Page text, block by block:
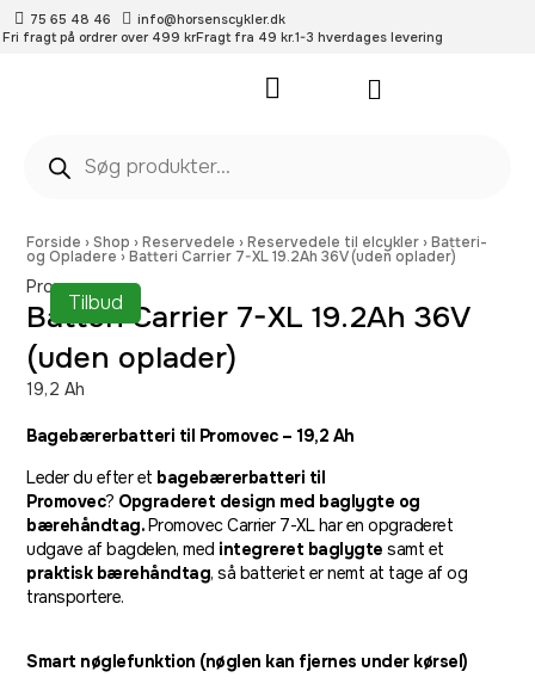
75 65 48 46
info@horsenscykler.dk
Fri fragt på ordrer over 499 krFragt fra 49 kr.1-3 hverdages levering
Forside ›Shop ›Reservedele ›Reservedele til elcykler ›Batteri-
og Opladere ›Batteri Carrier 7-XL 19.2Ah 36V (uden oplader)
Tilbud
Promovec
Batteri Carrier 7-XL 19.2Ah 36V
(uden oplader)
19,2 Ah
Bagebærerbatteri til Promovec – 19,2 Ah
Leder du efter et bagebærerbatteri til
Promovec? Opgraderet design med baglygte og
bærehåndtag.Promovec Carrier 7-XL har en opgraderet
udgave af bagdelen, med integreret baglygte samt et
praktisk bærehåndtag, så batteriet er nemt at tage af og
transportere.
Smart nøglefunktion (nøglen kan fjernes under kørsel)